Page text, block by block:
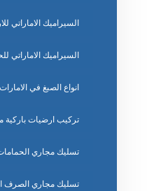
السيراميك الاماراتي
السيراميك الاماراتي
انواع الصبغ في الامارات
تركيب ارضيات
تسليك مجاري
تسليك مجاري الصرف